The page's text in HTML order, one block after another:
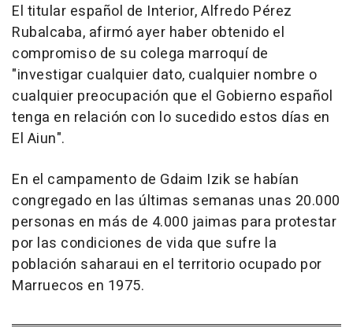
El titular español de Interior, Alfredo Pérez
Rubalcaba, afirmó ayer haber obtenido el
compromiso de su colega marroquí de
"investigar cualquier dato, cualquier nombre o
cualquier preocupación que el Gobierno español
tenga en relación con lo sucedido estos días en
El Aiun".
En el campamento de Gdaim Izik se habían
congregado en las últimas semanas unas 20.000
personas en más de 4.000 jaimas para protestar
por las condiciones de vida que sufre la
población saharaui en el territorio ocupado por
Marruecos en 1975.